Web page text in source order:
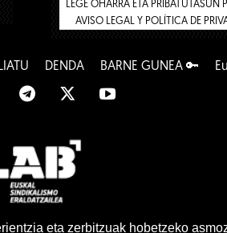
LEGE OHARRA ETA PRIBATUTASUN
AVISO LEGAL Y POLÍTICA DE
DENDA BARNE GUNEA 🔑
www.lab.euseta zerbitzuak hobetzeko